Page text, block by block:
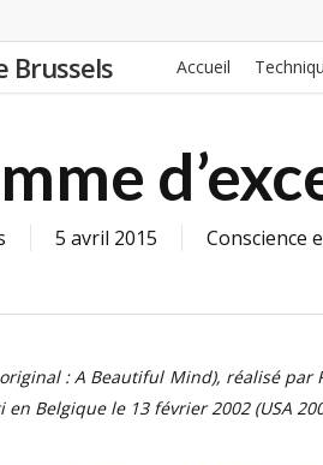
Brussels Accueil
5 avril 2015 Conscience
: A Beautiful Mind), réalisé par
Belgique le 13 février 2002 (USA